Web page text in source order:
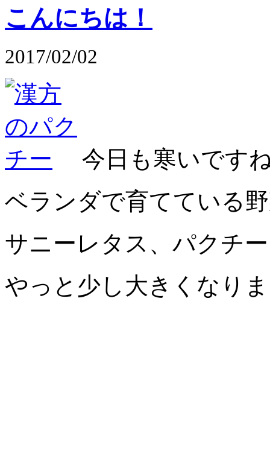
こんにちは！
2017/02/02
今日も寒いです
ベランダで育てている
サニーレタス、パクチ
やっと少し大きくなり